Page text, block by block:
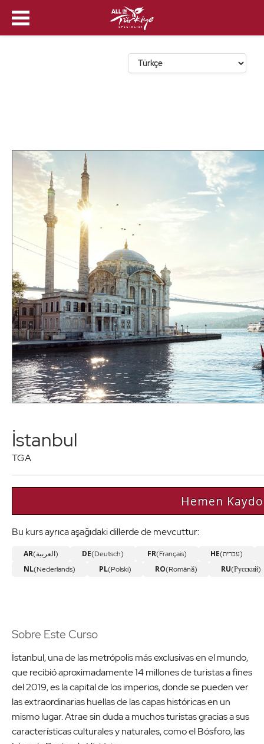
Dil Seçin
İstanbul
TGA
Hemen
Bu kurs ayrıca aşağıdaki dillerde de mevcuttur:
AR (العربية) DE(Deutsch) FR(Français) HE (עברית)
NL(Nederlands) PL(Polski) RO(Română) RU(Русский)
Sobre Este Curso
İstanbul, una de las metrópolis más exclusivas en el mundo,
que recibió aproximadamente 14 millones de turistas a fines
del 2019, es la capital de los imperios, donde se pueden ver
las extraordinarias huellas de las capas históricas en un
mismo lugar. Atrae sin duda a muchos turistas gracias a sus
características culturales y naturales, como el Bósforo, las